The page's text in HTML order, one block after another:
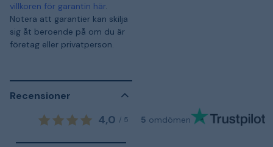
villkoren för garantin här.
Notera att garantier kan skilja
sig åt beroende på om du är
företag eller privatperson.
Recensioner
4,0 / 5 5 omdömen